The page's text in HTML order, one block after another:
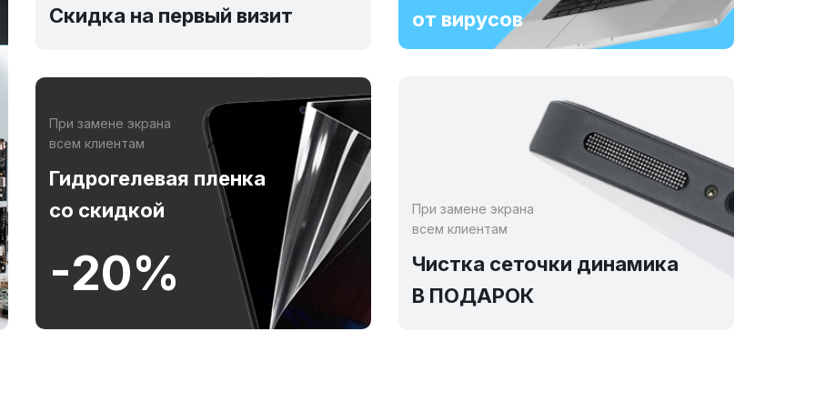
Скидка на первый визит
При замене экрана
всем клиентам
Гидрогелевая пленка
со скидкой
-20%
от вирусов
При замене экрана
всем клиентам
Чистка сеточки динамика
В ПОДАРОК